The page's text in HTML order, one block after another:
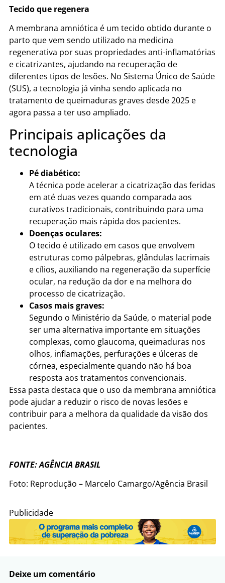
Tecido que regenera
A membrana amniótica é um tecido obtido durante o
parto que vem sendo utilizado na medicina
regenerativa por suas propriedades anti-inflamatórias
e cicatrizantes, ajudando na recuperação de
diferentes tipos de lesões. No Sistema Único de Saúde
(SUS), a tecnologia já vinha sendo aplicada no
tratamento de queimaduras graves desde 2025 e
agora passa a ter uso ampliado.
Principais aplicações da
tecnologia
Pé diabético:
A técnica pode acelerar a cicatrização das feridas
em até duas vezes quando comparada aos
curativos tradicionais, contribuindo para uma
recuperação mais rápida dos pacientes.
Doenças oculares:
O tecido é utilizado em casos que envolvem
estruturas como pálpebras, glândulas lacrimais
e cílios, auxiliando na regeneração da superfície
ocular, na redução da dor e na melhora do
processo de cicatrização.
Casos mais graves:
Segundo o Ministério da Saúde, o material pode
ser uma alternativa importante em situações
complexas, como glaucoma, queimaduras nos
olhos, inflamações, perfurações e úlceras de
córnea, especialmente quando não há boa
resposta aos tratamentos convencionais.
Essa pasta destaca que o uso da membrana amniótica
pode ajudar a reduzir o risco de novas lesões e
contribuir para a melhora da qualidade da visão dos
pacientes.
FONTE: AGÊNCIA BRASIL
Foto: Reprodução – Marcelo Camargo/Agência Brasil
Publicidade
Deixe um comentário